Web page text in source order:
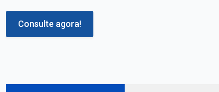
Consulte agora!